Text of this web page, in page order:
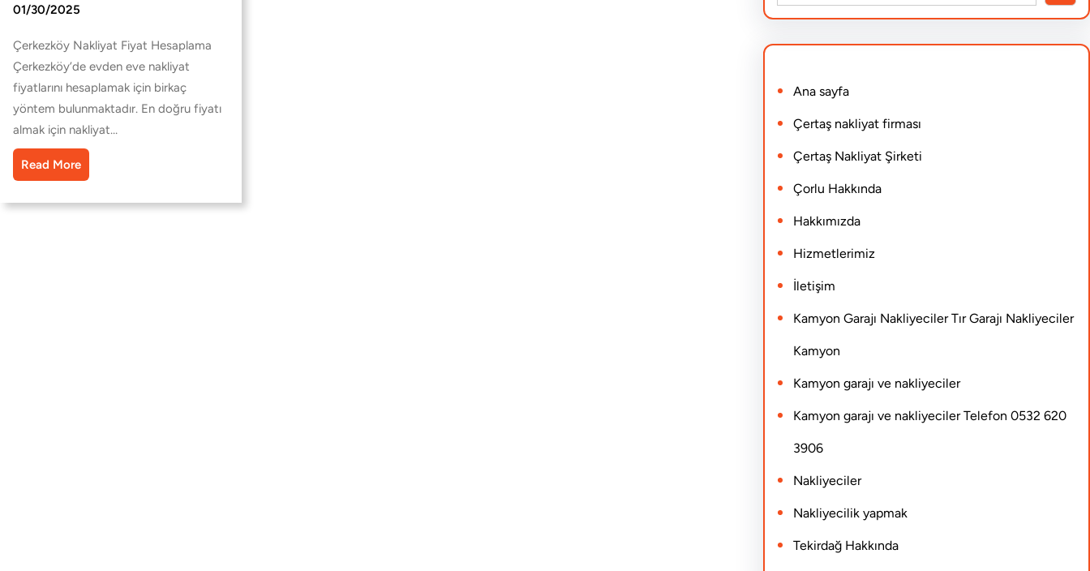
01/30/2025
Çerkezköy Nakliyat Fiyat Hesaplama
Çerkezköy’de evden eve nakliyat
fiyatlarını hesaplamak için birkaç
yöntem bulunmaktadır. En doğru fiyatı
almak için nakliyat…
Read More
e
a
c
h
Ana sayfa
Çertaş nakliyat firması
Çertaş Nakliyat Şirketi
Çorlu Hakkında
Hakkımızda
Hizmetlerimiz
İletişim
Kamyon Garajı Nakliyeciler Tır Garajı Nakliyeciler
Kamyon
Kamyon garajı ve nakliyeciler
Kamyon garajı ve nakliyeciler Telefon 0532 620
3906
Nakliyeciler
Nakliyecilik yapmak
Tekirdağ Hakkında